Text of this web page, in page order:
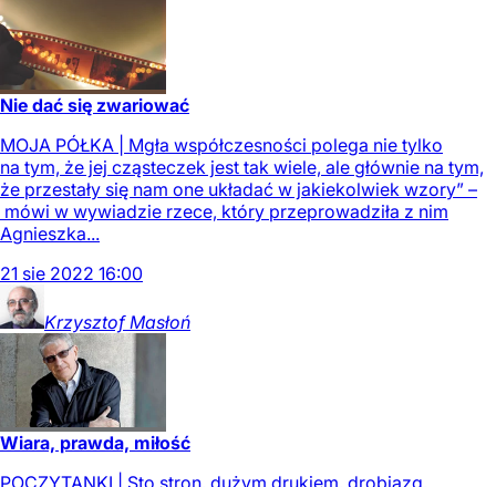
Nie dać się zwariować
MOJA PÓŁKA | Mgła współczesności polega nie tylko
na tym, że jej cząsteczek jest tak wiele, ale głównie na tym,
że przestały się nam one układać w jakiekolwiek wzory” –
mówi w wywiadzie rzece, który przeprowadziła z nim
Agnieszka...
21 sie 2022 16:00
Krzysztof Masłoń
Wiara, prawda, miłość
POCZYTANKI | Sto stron, dużym drukiem, drobiazg,